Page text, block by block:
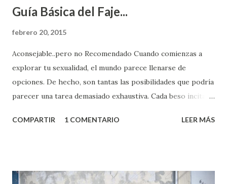
Guía Básica del Faje...
febrero 20, 2015
Aconsejable..pero no Recomendado Cuando comienzas a
explorar tu sexualidad, el mundo parece llenarse de
opciones. De hecho, son tantas las posibilidades que podría
parecer una tarea demasiado exhaustiva. Cada beso incita
partes de ti que jamás hubieras imaginado. El problema es
conoces ni la mitad de lo que deberías saber. Pero incluso
COMPARTIR 1 COMENTARIO LEER MÁS